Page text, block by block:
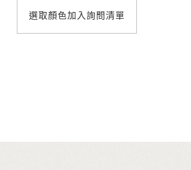
選取顏色加入詢問清單